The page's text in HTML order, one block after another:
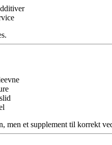
men et supplement til korrekt